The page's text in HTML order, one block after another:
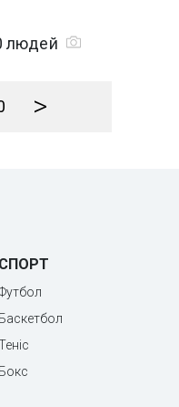
людей
>
СПОРТ
Баскетбол
Бокс